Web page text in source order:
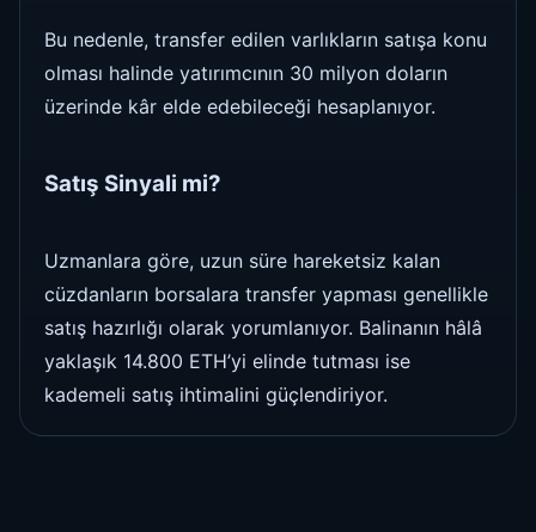
Bu nedenle, transfer edilen varlıkların satışa konu
olması halinde yatırımcının 30 milyon doların
üzerinde kâr elde edebileceği hesaplanıyor.
Satış Sinyali mi?
Uzmanlara göre, uzun süre hareketsiz kalan
cüzdanların borsalara transfer yapması genellikle
satış hazırlığı olarak yorumlanıyor. Balinanın hâlâ
yaklaşık 14.800 ETH’yi elinde tutması ise
kademeli satış ihtimalini güçlendiriyor.